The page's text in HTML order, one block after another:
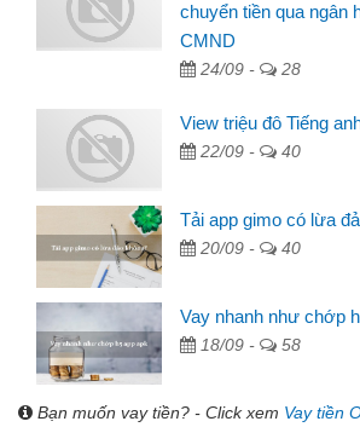
chuyển tiền qua ngân
CMND
24/09 - 28
View triệu đô Tiếng
22/09 - 40
Tải app gimo có lừa
20/09 - 40
Vay nhanh như chớp
18/09 - 58
Bạn muốn vay tiền? - Click xem Vay tiền